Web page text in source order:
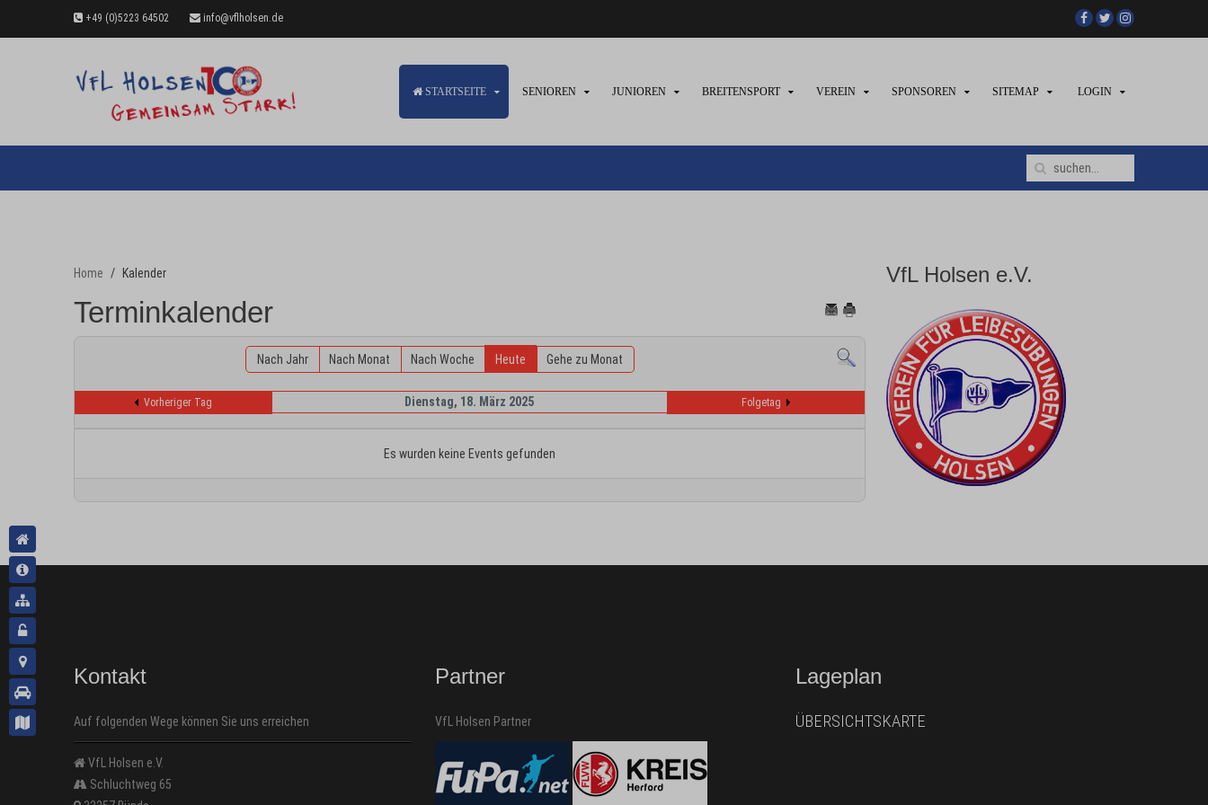
+49 (0)5223 64502 info@vflholsen.de
STARTSEITE SENIOREN JUNIOREN BREITENSPORT VEREIN SPONSOREN SITEMAP LOGIN
Home Kalender
Terminkalender
Nach Jahr Nach Monat Nach Woche Heute Gehe zu Monat
Vorheriger Tag Dienstag, 18. März 2025 Folgetag
Es wurden keine Events gefunden
VfL Holsen e.V.
Kontakt
Auf folgenden Wege können Sie uns erreichen
VfL Holsen e.V.
Schluchtweg 65
Partner
VfL Holsen Partner
Lageplan
ÜBERSICHTSKARTE